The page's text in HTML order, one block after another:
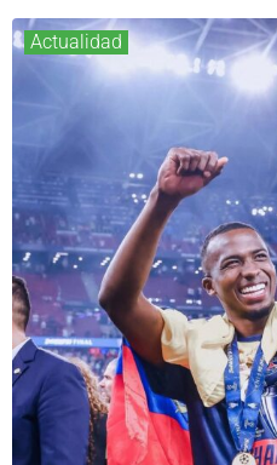
Actualidad